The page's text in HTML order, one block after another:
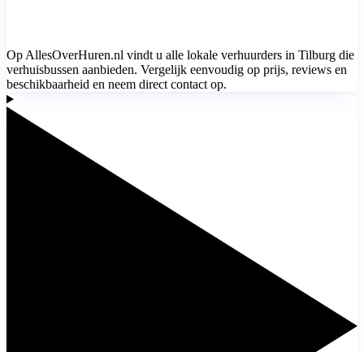
Op AllesOverHuren.nl vindt u alle lokale verhuurders in Tilburg die
verhuisbussen aanbieden. Vergelijk eenvoudig op prijs, reviews en
beschikbaarheid en neem direct contact op.